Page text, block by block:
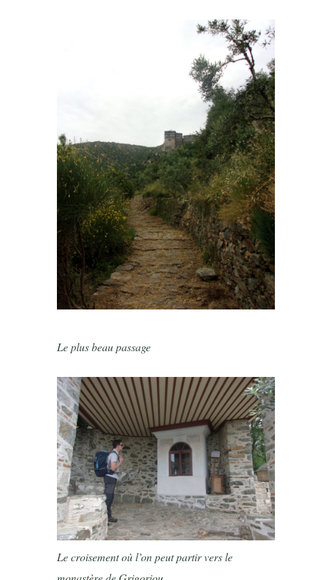
Le plus beau passage
Le croisement où l’on peut partir vers le